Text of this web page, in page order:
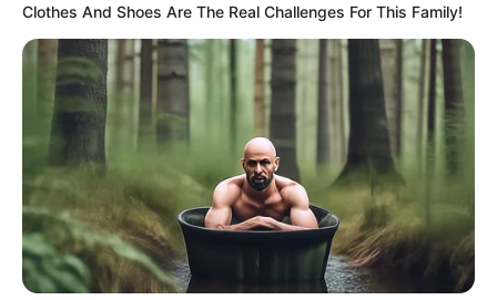
Clothes And Shoes Are The Real Challenges For This Family!